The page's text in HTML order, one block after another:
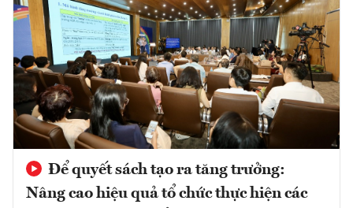
Để quyết sách tạo ra tăng trưởng:
Nâng cao hiệu quả tổ chức thực hiện các